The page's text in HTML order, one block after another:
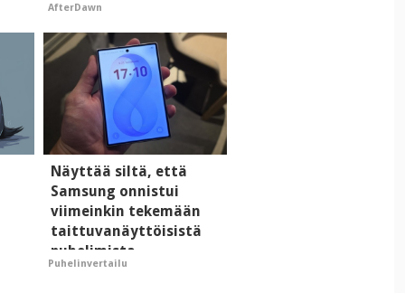
AfterDawn
Näyttää siltä, että
Samsung onnistui
viimeinkin tekemään
taittuvanäyttöisistä
puhelimista
supersuosittuja
Puhelinvertailu